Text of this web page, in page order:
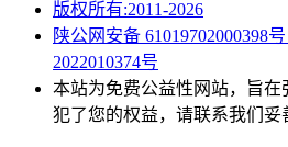
版权所有:2011-2026
陕公网安备 61019702000398号
2022010374号
本站为免费公益性网站，旨
犯了您的权益，请联系我们妥